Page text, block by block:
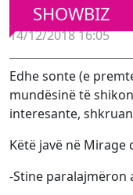
SHOWBIZ
14/12/2018 16:05
Edhe sonte (e
mundësinë të
interesante,
Këtë javë në Mirage
-Stine paralajmëron